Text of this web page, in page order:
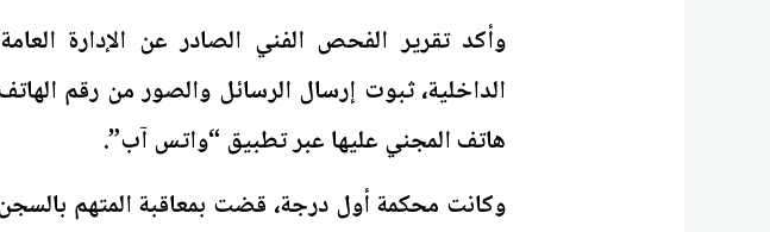
وأكد تقرير الفحص الفني الصادر عن الإدارة
الداخلية، ثبوت إرسال الرسائل والصور من رقم
هاتف المجني عليها عبر تطبيق “واتس آب”.